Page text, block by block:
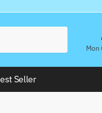
Mon
Seller